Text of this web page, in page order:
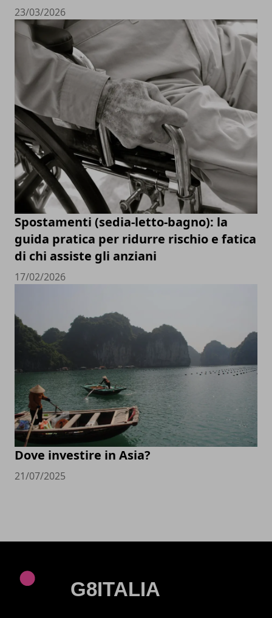
23/03/2026
Spostamenti (sedia-letto-bagno): la
guida pratica per ridurre rischio e fatica
di chi assiste gli anziani
17/02/2026
Dove investire in Asia?
21/07/2025